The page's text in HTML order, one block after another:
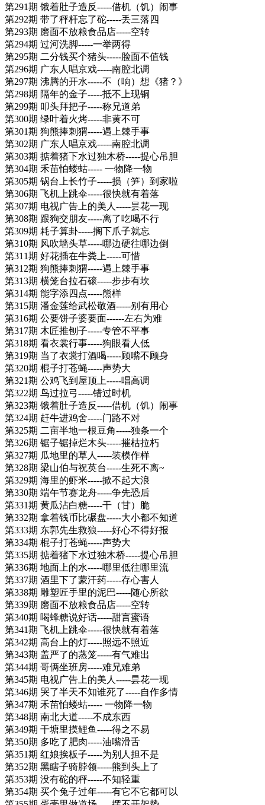
第291期 饿着肚子造反-----借机（饥）闹事
第292期 带了秤杆忘了砣-----丢三落四
第293期 磨面不放粮食品店-----空转
第294期 过河洗脚-----一举两得
第295期 二分钱买个猪头-----脸面不值钱
第296期 广东人唱京戏-----南腔北调
第297期 沸腾的开水-----不（响）想《猪？》
第298期 隔年的金子-----抵不上现铜
第299期 叩头拜把子-----称兄道弟
第300期 绿叶着火烤-----非黄不可
第301期 狗熊捧刺猬-----遇上棘手事
第302期 广东人唱京戏-----南腔北调
第303期 掂着猪下水过独木桥-----提心吊胆
第304期 禾苗怕蝼蛄----- 一物降一物
第305期 锅台上长竹子-----损（笋）到家啦
第306期 飞机上跳伞-----很快就有着落
第307期 电视广告上的美人-----昙花一现
第308期 跟狗交朋友-----离了吃喝不行
第309期 耗子算卦-----搁下爪子就忘
第310期 风吹墙头草-----哪边硬往哪边倒
第311期 好花插在牛粪上-----可惜
第312期 狗熊捧刺猬-----遇上棘手事
第313期 横笼台拉石磙-----步步有坎
第314期 能字添四点-----熊样
第315期 潘金莲给武松敬酒-----别有用心
第316期 公要饼子婆要面------左右为难
第317期 木匠推刨子-----专管不平事
第318期 看衣裳行事-----狗眼看人低
第319期 当了衣裳打酒喝-----顾嘴不顾身
第320期 棍子打苍蝇-----声势大
第321期 公鸡飞到屋顶上-----唱高调
第322期 鸟过拉弓-----错过时机
第323期 饿着肚子造反-----借机（饥）闹事
第324期 赶牛进鸡舍-----门路不对
第325期 二亩半地一根豆角-----独条一个
第326期 锯子锯掉烂木头-----摧枯拉朽
第327期 瓜地里的草人-----装模作样
第328期 梁山伯与祝英台-----生死不离~
第329期 海里的虾米-----掀不起大浪
第330期 端午节赛龙舟-----争先恐后
第331期 黄瓜沾白糖-----干（甘）脆
第332期 拿着钱币比碾盘-----大小都不知道
第333期 东郭先生救狼-----好心不得好报
第334期 棍子打苍蝇-----声势大
第335期 掂着猪下水过独木桥-----提心吊胆
第336期 地面上的水-----哪里低往哪里流
第337期 酒里下了蒙汗药-----存心害人
第338期 雕塑匠手里的泥巴-----随心所欲
第339期 磨面不放粮食品店-----空转
第340期 喝蜂糖说好话-----甜言蜜语
第341期 飞机上跳伞-----很快就有着落
第342期 高台上的灯-----照远不照近
第343期 盖严了的蒸笼-----有气难出
第344期 哥俩坐班房-----难兄难弟
第345期 电视广告上的美人-----昙花一现
第346期 哭了半天不知谁死了-----自作多情
第347期 禾苗怕蝼蛄----- 一物降一物
第348期 南北大道-----不成东西
第349期 干塘里摸鲤鱼-----得之不易
第350期 多吃了肥肉-----油嘴滑舌
第351期 红娘挨板子-----为别人担不是
第352期 黑瞎子骑脖领-----熊到头上了
第353期 没有砣的秤-----不知轻重
第354期 买个兔子过年-----有它不它都可以